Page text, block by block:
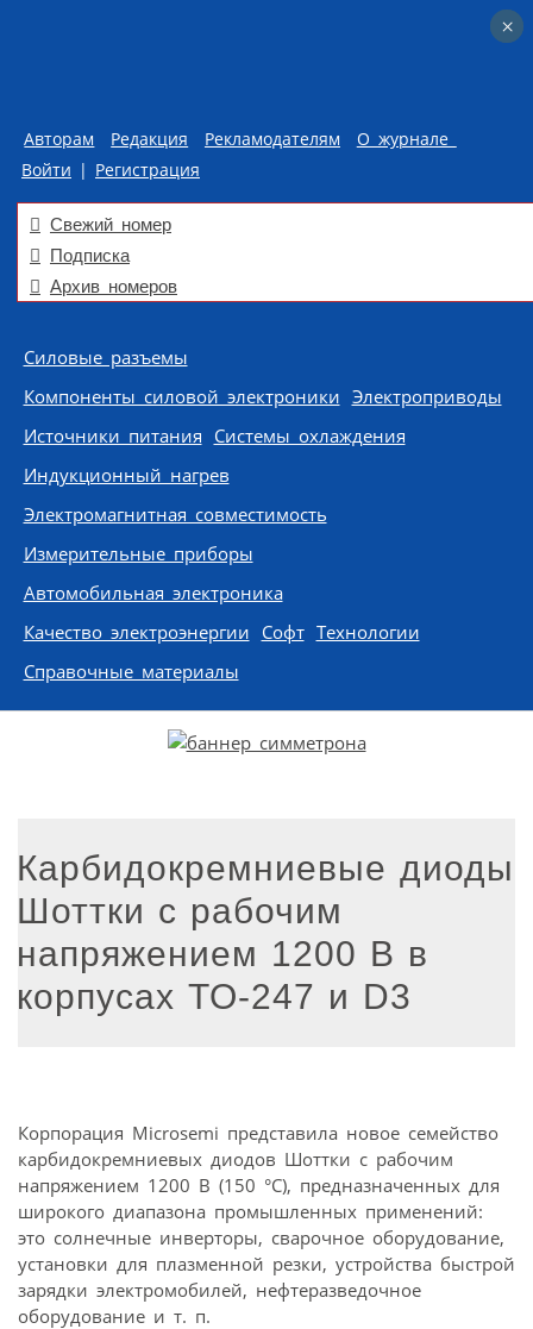
Авторам Редакция Рекламодателям
О журнале
Войти | Регистрация
Свежий номер
Подписка
Архив номеров
Skip to content
Силовые разъемы
Компоненты силовой электроники Электроприводы
Источники питания Системы охлаждения
Индукционный нагрев
Электромагнитная совместимость
Измерительные приборы
Автомобильная электроника
Качество электроэнергии Софт Технологии
Справочные материалы
Карбидокремниевые диоды
Шоттки с рабочим
напряжением 1200 В в
корпусах TO-247 и D3
Корпорация Microsemi представила новое семейство
карбидокремниевых диодов Шоттки с рабочим
напряжением 1200 В (150 °C), предназначенных для
широкого диапазона промышленных применений:
это солнечные инверторы, сварочное оборудование,
установки для плазменной резки, устройства быстрой
зарядки электромобилей, нефтеразведочное
оборудование и т. п.
×
×